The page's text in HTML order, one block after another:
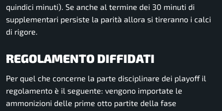
quindici minuti). Se anche al termine dei 30 minuti di
supplementari persiste la parità allora si tireranno i calci
di rigore.
REGOLAMENTO DIFFIDATI
Per quel che concerne la parte disciplinare dei playoff il
regolamento è il seguente: vengono importate le
ammonizioni delle prime otto partite della fase